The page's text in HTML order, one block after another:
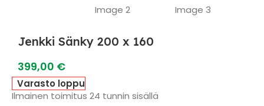
Jenkki Sänky 200 x 160
399,00 €
Varasto loppu
Ilmainen toimitus 24 tunnin sisällä